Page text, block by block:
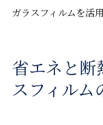
鹿児島の
は
鹿児島窓
口コミで
ガラスフィルムを活
省エネと断
スフィルム